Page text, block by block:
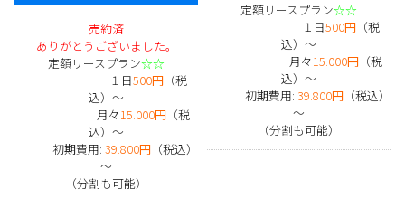
売約済
ありがとうございました。
定額リースプラン☆☆
１日500円 （税
込）～
月々15.000円（税
込）～
初期費用: 39.800円 （税込）
～
（分割も可能）
定額リースプラン☆☆
１日500円 （税
込）～
月々15.000円（税
込）～
初期費用: 39.800円 （税込）
～
（分割も可能）